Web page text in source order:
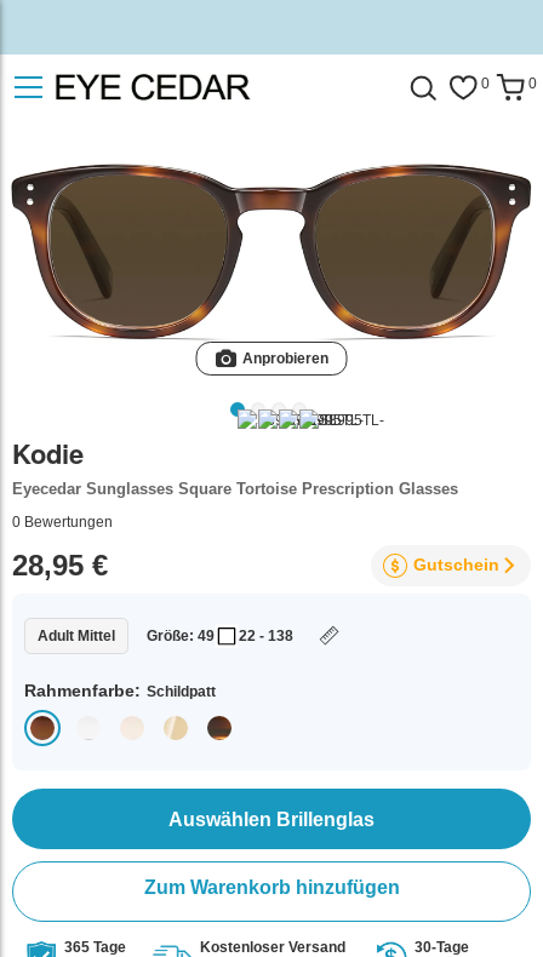
0 0
Anprobieren
Kodie
Eyecedar Sunglasses Square Tortoise Prescription Glasses
0 Bewertungen
28,95 € Gutschein
Adult Mittel Größe: 49 22 - 138
Rahmenfarbe: Schildpatt
Auswählen Brillenglas
Zum Warenkorb hinzufügen
365 Tage
Kostenloser Versand
30-Tage